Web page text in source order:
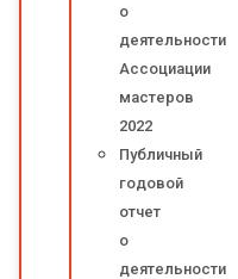
о
деятельности
Ассоциации
мастеров
2022
Публичный
годовой
отчет
о
деятельности